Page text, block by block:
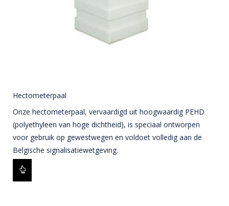
Hectometerpaal
Onze hectometerpaal, vervaardigd uit hoogwaardig PEHD
(polyethyleen van hoge dichtheid), is speciaal ontworpen
voor gebruik op gewestwegen en voldoet volledig aan de
Belgische signalisatiewetgeving.